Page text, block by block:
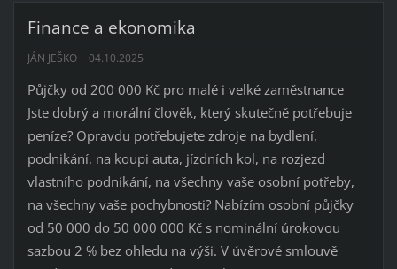
Finance a ekonomika
JÁN JEŠKO 04.10.2025
Půjčky od 200 000 Kč pro malé i velké zaměstnance
Jste dobrý a morální člověk, který skutečně potřebuje
peníze? Opravdu potřebujete zdroje na bydlení,
podnikání, na koupi auta, jízdních kol, na rozjezd
vlastního podnikání, na všechny vaše osobní potřeby,
na všechny vaše pochybnosti? Nabízím osobní půjčky
od 50 000 do 50 000 000 Kč s nominální úrokovou
sazbou 2 % bez ohledu na výši. V úvěrové smlouvě